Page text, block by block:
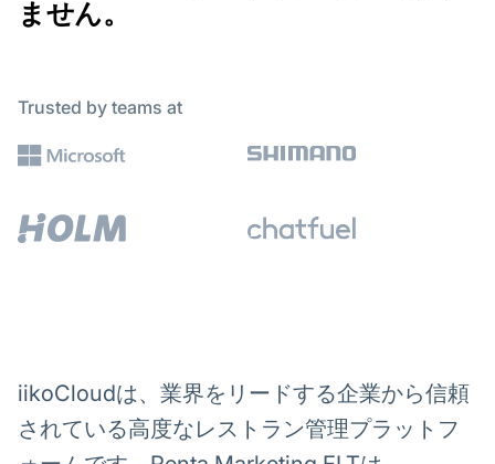
ません。
Trusted by teams at
iikoCloudは、業界をリードする企業から信頼
されている高度なレストラン管理プラットフ